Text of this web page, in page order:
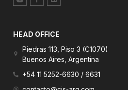
i
s
a
g
m
c
_
a
e
o
n
i
HEAD OFFICE
Piedras 113, Piso 3 (C1070)
Buenos Aires, Argentina
+54 11 5252-6630 / 6631